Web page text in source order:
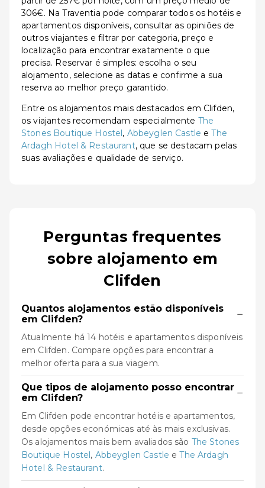
306€. Na Traventia pode comparar todos os hotéis e
apartamentos disponíveis, consultar as opiniões de
outros viajantes e filtrar por categoria, preço e
localização para encontrar exatamente o que
precisa. Reservar é simples: escolha o seu
alojamento, selecione as datas e confirme a sua
reserva ao melhor preço garantido.
Entre os alojamentos mais destacados em Clifden,
os viajantes recomendam especialmente The
Stones Boutique Hostel, Abbeyglen Castle eThe
Ardagh Hotel & Restaurant, que se destacam pelas
suas avaliações e qualidade de serviço.
Perguntas frequentes
sobre alojamento em
Clifden
Quantos alojamentos estão disponíveis
em Clifden?
−
Atualmente há 14 hotéis e apartamentos disponíveis
em Clifden. Compare opções para encontrar a
melhor oferta para a sua viagem.
Que tipos de alojamento posso encontrar
em Clifden?
−
Em Clifden pode encontrar hotéis e apartamentos,
desde opções económicas até às mais exclusivas.
Os alojamentos mais bem avaliados são The Stones
Boutique Hostel, Abbeyglen Castle eThe Ardagh
Hotel & Restaurant.